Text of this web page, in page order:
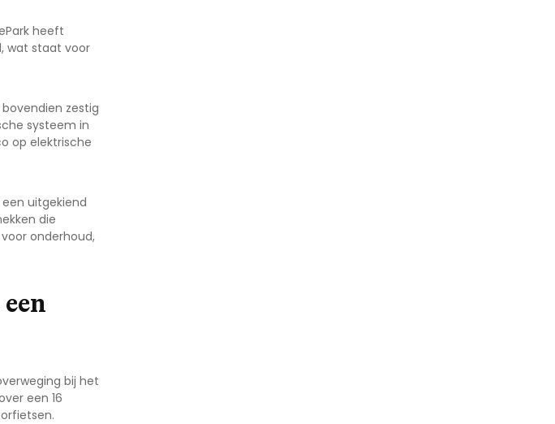
heeft
wat staat voor
zestig
systeem in
op elektrische
uitgekiend
die
onderhoud,
bij het
een 16